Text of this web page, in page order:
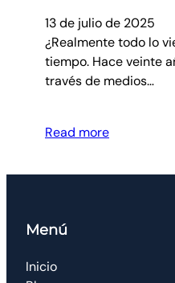
13 de julio de 2025
¿Realmente todo lo
tiempo. Hace veinte
través de medios…
Read more
Menú
Inicio